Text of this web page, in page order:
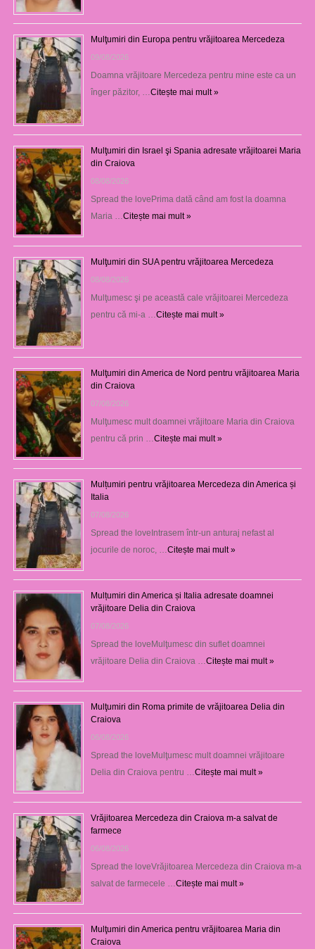
Mulţumiri din Europa pentru vrăjitoarea Mercedeza
09/08/2026
Doamna vrăjitoare Mercedeza pentru mine este ca un
înger păzitor, …Citește mai mult »
Mulţumiri din Israel şi Spania adresate vrăjitoarei Maria
din Craiova
08/08/2026
Spread the lovePrima dată când am fost la doamna
Maria …Citește mai mult »
Mulţumiri din SUA pentru vrăjitoarea Mercedeza
08/08/2026
Mulţumesc şi pe această cale vrăjitoarei Mercedeza
pentru că mi-a …Citește mai mult »
Mulţumiri din America de Nord pentru vrăjitoarea Maria
din Craiova
07/08/2026
Mulţumesc mult doamnei vrăjitoare Maria din Craiova
pentru că prin …Citește mai mult »
Mulțumiri pentru vrăjitoarea Mercedeza din America și
Italia
07/08/2026
Spread the loveIntrasem într-un anturaj nefast al
jocurile de noroc, …Citește mai mult »
Mulțumiri din America și Italia adresate doamnei
vrăjitoare Delia din Craiova
07/08/2026
Spread the loveMulţumesc din suflet doamnei
vrăjitoare Delia din Craiova …Citește mai mult »
Mulţumiri din Roma primite de vrăjitoarea Delia din
Craiova
06/08/2026
Spread the loveMulţumesc mult doamnei vrăjitoare
Delia din Craiova pentru …Citește mai mult »
Vrăjitoarea Mercedeza din Craiova m-a salvat de
farmece
06/08/2026
Spread the loveVrăjitoarea Mercedeza din Craiova m-a
salvat de farmecele …Citește mai mult »
Mulţumiri din America pentru vrăjitoarea Maria din
Craiova